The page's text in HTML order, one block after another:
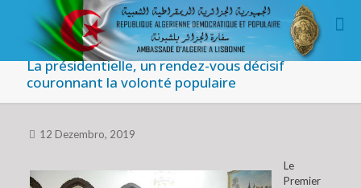
La présidentielle, un rendez-vous décisif
couronnant la volonté populaire
12 Dezembro, 2019
Le
Premier